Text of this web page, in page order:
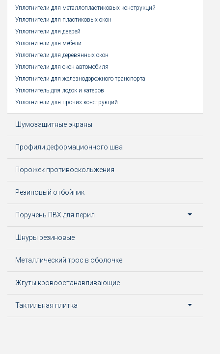
Уплотнители для металлопластиковых конструкций
Уплотнители для пластиковых окон
Уплотнители для дверей
Уплотнители для мебели
Уплотнители для деревянных окон
Уплотнители для окон автомобиля
Уплотнители для железнодорожного транспорта
Уплотнитель для лодок и катеров
Уплотнители для прочих конструкций
Шумозащитные экраны
Профили деформационного шва
Порожек противоскольжения
Резиновый отбойник
Поручень ПВХ для перил
Шнуры резиновые
Металлический трос в оболочке
Жгуты кровоостанавливающие
Тактильная плитка